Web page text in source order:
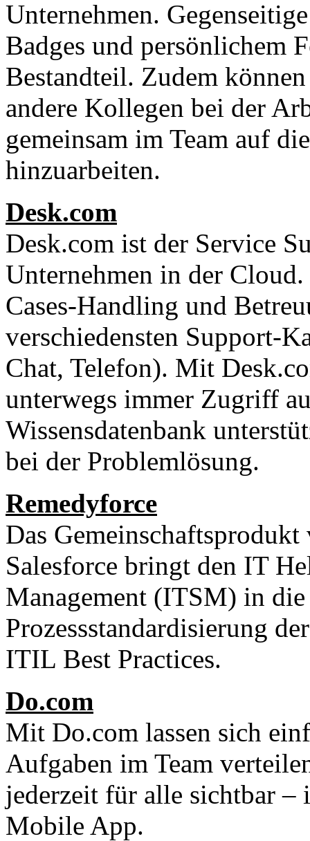
Unternehmen.
Badges und persönlichem
Bestandteil. Zudem
andere Kollegen bei der
gemeinsam im Team auf
hinzuarbeiten.
Desk.com
Desk.com ist der Service
Unternehmen in der
Cases-Handling und
verschiedensten Support-
Chat, Telefon). Mit
unterwegs immer Zugriff
Wissensdatenbank
bei der Problemlösung.
Remedyforce
Das
Salesforce bringt den IT
Management (ITSM) in
Prozessstandardisierung
ITIL Best Practices.
Do.com
Mit Do.com lassen sich
Aufgaben im Team
jederzeit für alle sichtbar –
Mobile App.